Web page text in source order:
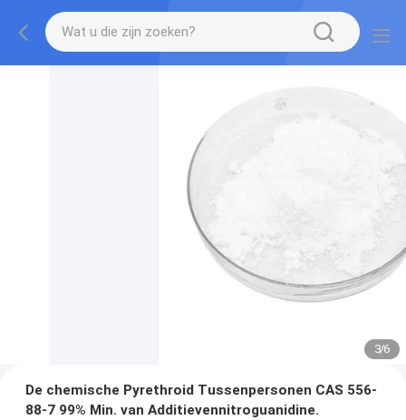
3/6
De chemische Pyrethroid Tussenpersonen CAS 556-
88-7 99% Min. van Additievennitroguanidine.